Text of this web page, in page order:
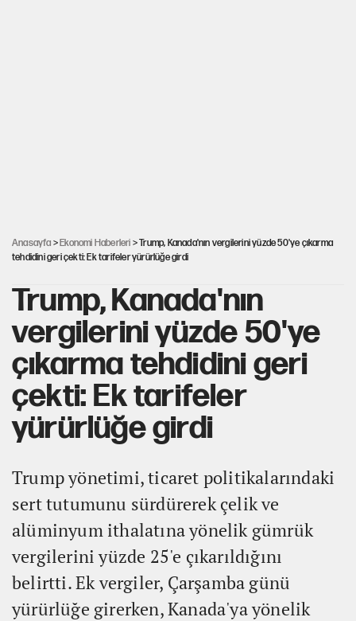
Anasayfa >Ekonomi Haberleri > Trump, Kanada'nın vergilerini yüzde 50'ye çıkarma
tehdidini geri çekti: Ek tarifeler yürürlüğe girdi
Trump, Kanada'nın
vergilerini yüzde 50'ye
çıkarma tehdidini geri
çekti: Ek tarifeler
yürürlüğe girdi
Trump yönetimi, ticaret politikalarındaki
sert tutumunu sürdürerek çelik ve
alüminyum ithalatına yönelik gümrük
vergilerini yüzde 25'e çıkarıldığını
belirtti. Ek vergiler, Çarşamba günü
yürürlüğe girerken, Kanada'ya yönelik